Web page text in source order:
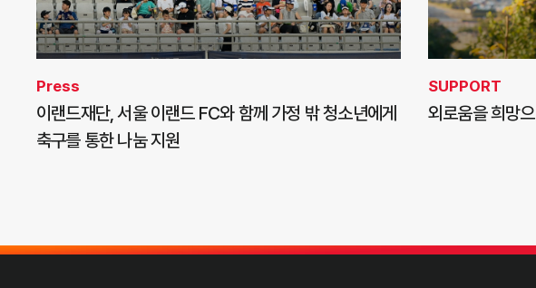
Press
이랜드재단, 서울 이랜드 FC와 함께 가정 밖 청소년에게
축구를 통한 나눔 지원
SUPPORT
외로움을 희망